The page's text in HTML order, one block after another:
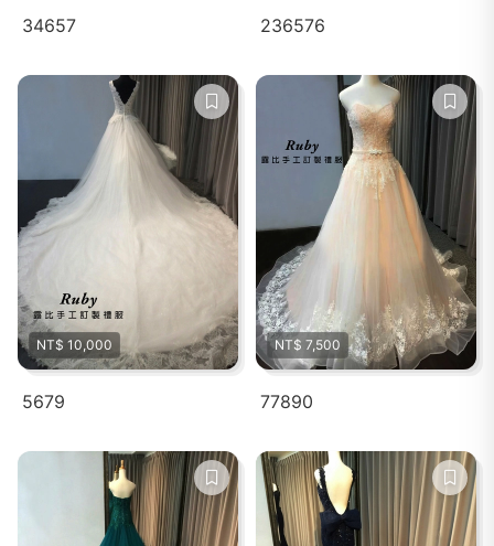
34657 236576
NT$ 10,000
5679
NT$ 7,500
77890